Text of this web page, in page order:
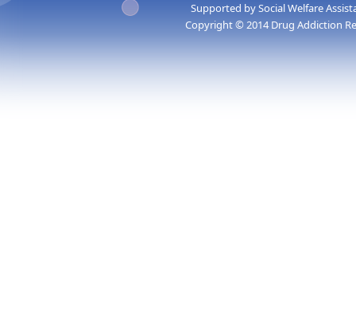
Supported by Social Welfare
Copyright © 2014 Drug Addiction